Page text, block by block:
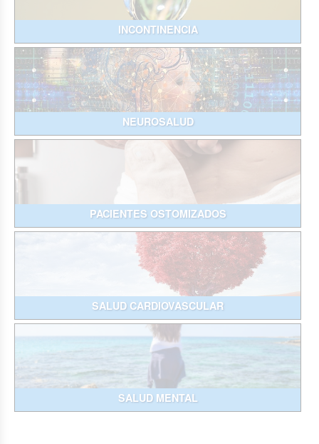
INCONTINENCIA
NEUROSALUD
PACIENTES OSTOMIZADOS
SALUD CARDIOVASCULAR
SALUD MENTAL